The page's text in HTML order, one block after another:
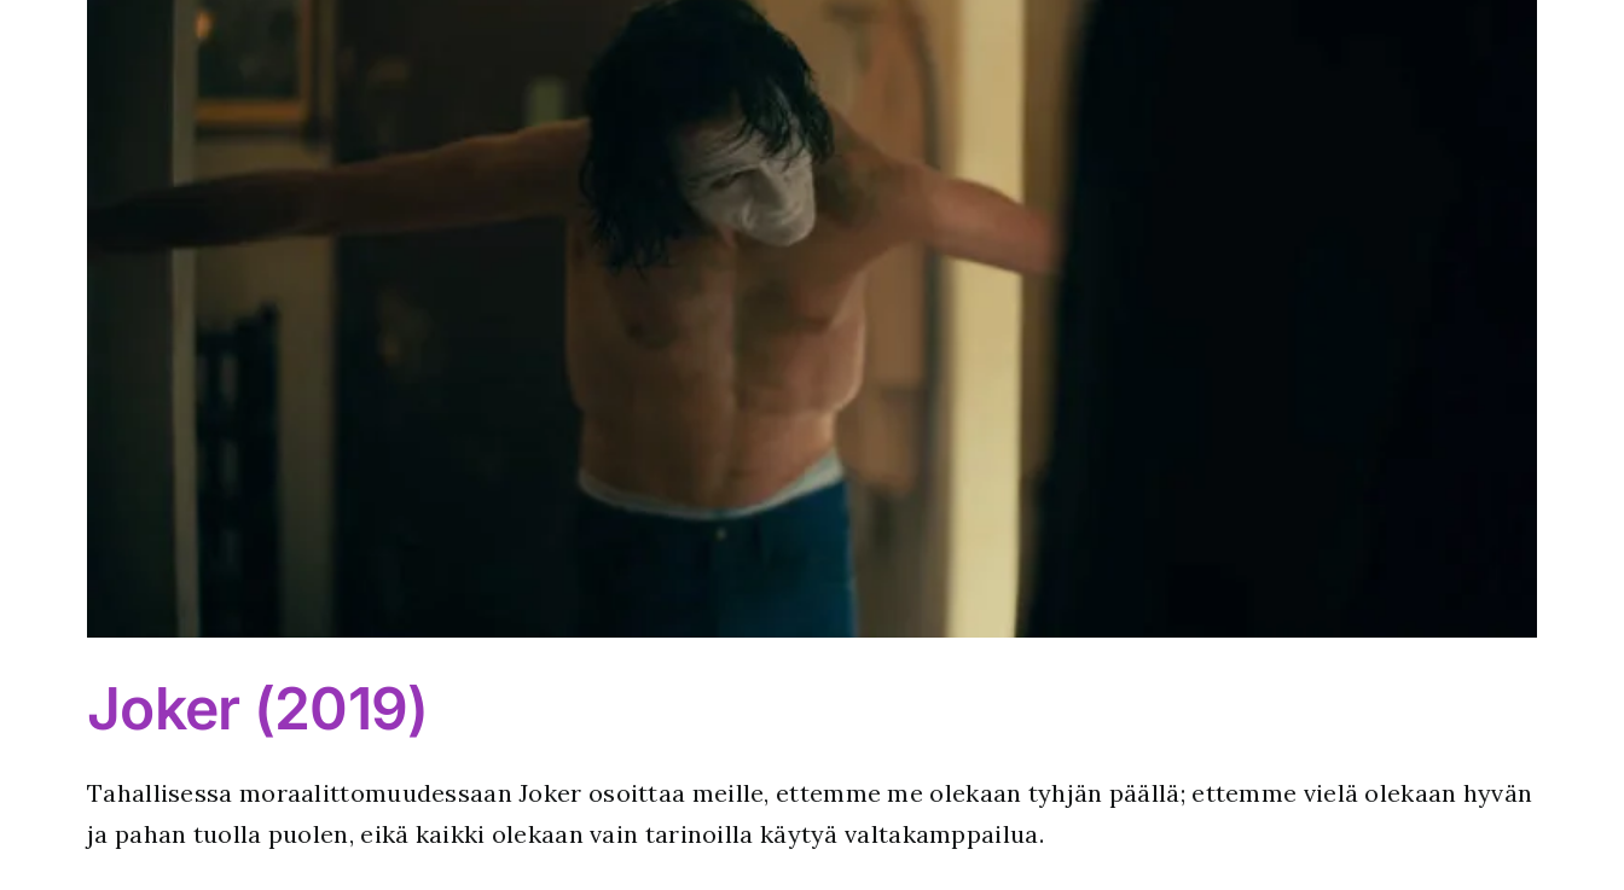
Joker (2019)
Tahallisessa moraalittomuudessaan Joker osoittaa meille, ettemme me olekaan tyhjän päällä; ettemme vielä olekaan hyvän
ja pahan tuolla puolen, eikä kaikki olekaan vain tarinoilla käytyä valtakamppailua.